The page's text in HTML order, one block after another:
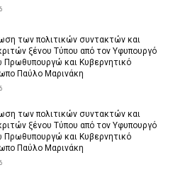
των πολιτικών συντακτών και
ξένου Τύπου από τον Υφυπουργό
Πρωθυπουργώ και Κυβερνητικό
Παύλο Μαρινάκη
των πολιτικών συντακτών και
ξένου Τύπου από τον Υφυπουργό
Πρωθυπουργώ και Κυβερνητικό
Παύλο Μαρινάκη